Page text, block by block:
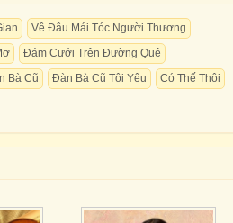
Về Đâu Mái Tóc Người Thương
Đám Cưới Trên Đường Quê
Bà Cũ Đàn Bà Cũ Tôi Yêu
Có Thế Thôi